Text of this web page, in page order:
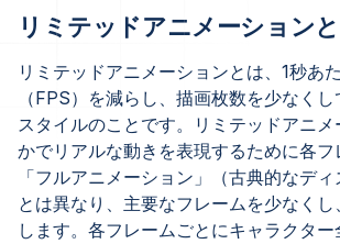
リミテッドアニメーション
リミテッドアニメーションとは、1秒あ
（FPS）を減らし、描画枚数を少なく
スタイルのことです。リミテッドアニ
かでリアルな動きを表現するために各フ
「フルアニメーション」（古典的なディ
とは異なり、主要なフレームを少なく
します。各フレームごとにキャラクター